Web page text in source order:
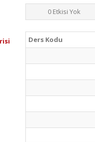
0 Etkisi Yok
Ders Kodu